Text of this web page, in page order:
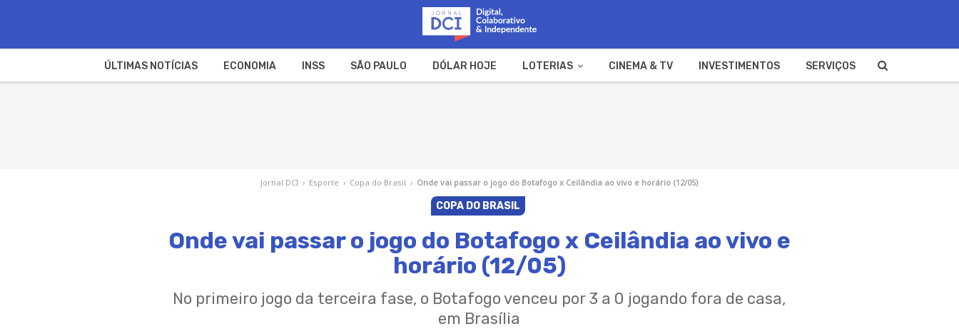
ÚLTIMAS NOTÍCIAS ECONOMIA INSS SÃO PAULO DÓLAR HOJE LOTERIAS CINEMA & TV INVESTIMENTOS SERVIÇOS
Jornal DCI › Esporte › Copa do Brasil › Onde vai passar o jogo do Botafogo x Ceilândia ao vivo e horário (12/05)
COPA DO BRASIL
Onde vai passar o jogo do Botafogo x Ceilândia ao vivo e
horário (12/05)
No primeiro jogo da terceira fase, o Botafogo venceu por 3 a 0 jogando fora de casa,
em Brasília